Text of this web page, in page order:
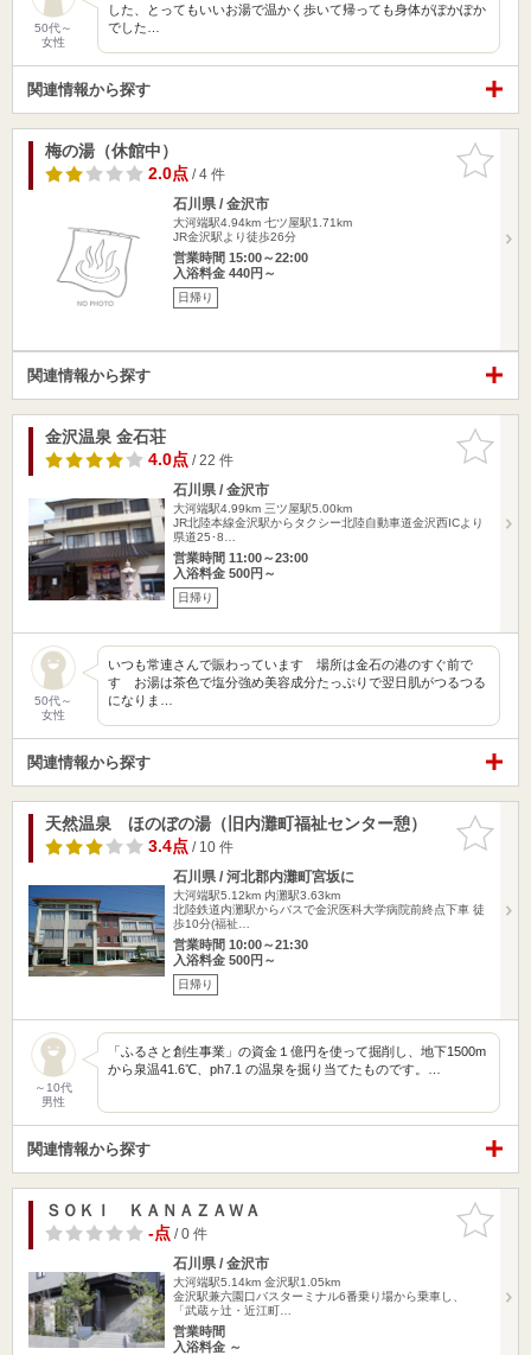
50代～
女性
した、とってもいいお湯で温かく歩いて帰っても身体がぽかぽか
でした…
関連情報から探す
お気に入
りに追加
梅の湯（休館中）
2.0点/ 4 件
石川県 / 金沢市
大河端駅4.94km 七ツ屋駅1.71km
JR金沢駅より徒歩26分
営業時間 15:00～22:00
入浴料金 440円～
日帰り
関連情報から探す
お気に入
りに追加
金沢温泉 金石荘
4.0点/ 22 件
石川県 / 金沢市
大河端駅4.99km 三ツ屋駅5.00km
JR北陸本線金沢駅からタクシー北陸自動車道金沢西ICより
県道25･8…
営業時間 11:00～23:00
入浴料金 500円～
日帰り
50代～
女性
いつも常連さんで賑わっています 場所は金石の港のすぐ前で
す お湯は茶色で塩分強め美容成分たっぷりで翌日肌がつるつる
になりま…
関連情報から探す
お気に入
りに追加
天然温泉 ほのぼの湯（旧内灘町福祉センター憩）
3.4点/ 10 件
石川県 / 河北郡内灘町宮坂に
大河端駅5.12km 内灘駅3.63km
北陸鉄道内灘駅からバスで金沢医科大学病院前終点下車 徒
歩10分(福祉…
営業時間 10:00～21:30
入浴料金 500円～
日帰り
～10代
男性
「ふるさと創生事業」の資金１億円を使って掘削し、地下1500m
から泉温41.6℃、ph7.1 の温泉を掘り当てたものです。…
関連情報から探す
お気に入
りに追加
ＳＯＫＩ ＫＡＮＡＺＡＷＡ
-点/ 0 件
石川県 / 金沢市
大河端駅5.14km 金沢駅1.05km
金沢駅兼六園口バスターミナル6番乗り場から乗車し、
「武蔵ヶ辻・近江町…
営業時間
入浴料金 ～